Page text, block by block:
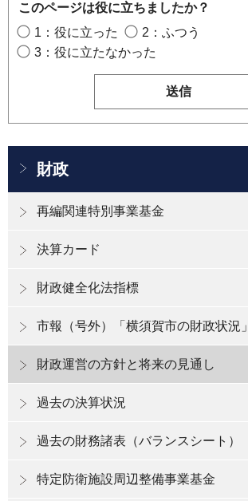
このページは役に立ちましたか？
1：役に立った
2：ふつう
3：役に立たなかった
財政
再編関連特別事業基金
決算カード
財政健全化法指標
市報（号外）「横須賀市の財政状況」
財政運営の方針と将来の見通し
過去の決算状況
過去の財務諸表（バランスシート）
特定防衛施設周辺整備事業基金